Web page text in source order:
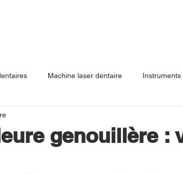
Machine laser dentaire
Capteur de
de levage de sinus d
genouillère :